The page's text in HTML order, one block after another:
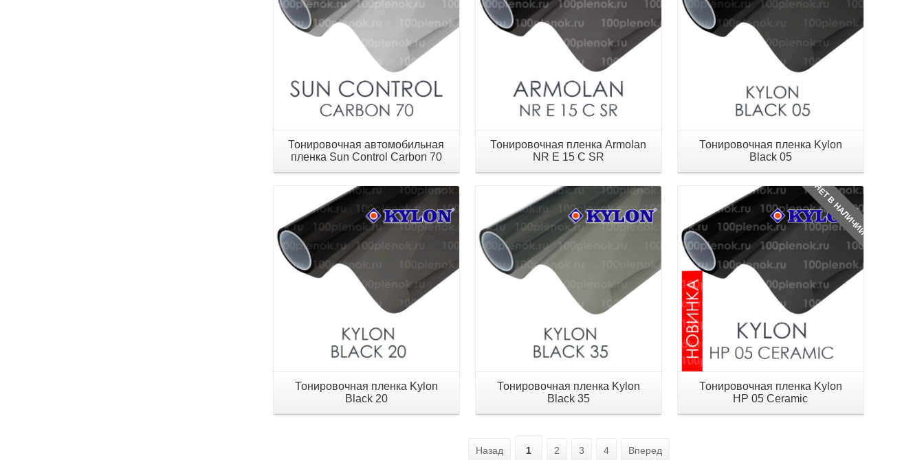
Тонировочная автомобильная
пленка Sun Control Carbon 70
Тонировочная пленка Armolan
NR E 15 C SR
Тонировочная пленка Kylon
Black 05
Детали
Тонировочная пленка Kylon
Black 20
Детали
Тонировочная пленка Kylon
Black 35
Детали НЕТ В НАЛИЧИИ
Тонировочная пленка Kylon
HP 05 Ceramic
Назад 1 2 3 4 Вперед